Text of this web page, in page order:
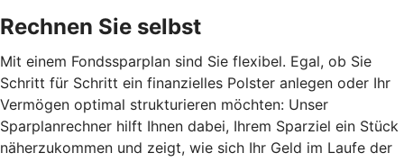
Rechnen Sie selbst
Mit einem Fondssparplan sind Sie flexibel. Egal, ob Sie
Schritt für Schritt ein finanzielles Polster anlegen oder Ihr
Vermögen optimal strukturieren möchten: Unser
Sparplanrechner hilft Ihnen dabei, Ihrem Sparziel ein Stück
näherzukommen und zeigt, wie sich Ihr Geld im Laufe der